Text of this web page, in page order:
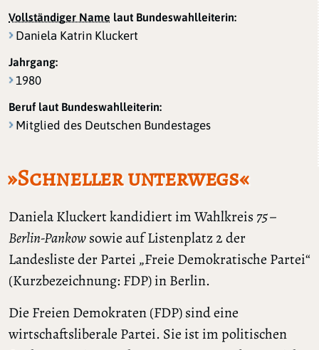
Vollständiger Name laut Bundeswahlleiterin:
Daniela Katrin Kluckert
Jahrgang:
1980
Beruf laut Bundeswahlleiterin:
Mitglied des Deutschen Bundestages
»Schneller unterwegs«
Daniela Kluckert kandidiert im Wahlkreis 75 –
Berlin-Pankowsowie auf Listenplatz 2 der
Landesliste der Partei „Freie Demokratische Partei“
(Kurzbezeichnung: FDP) in Berlin.
Die Freien Demokraten (FDP) sind eine
wirtschaftsliberale Partei. Sie ist im politischen